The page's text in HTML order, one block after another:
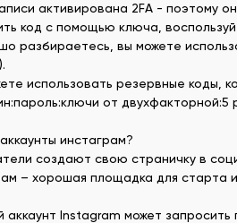
активирована 2FA - поэтому
код с помощью ключа,
разбираетесь, вы можете
использовать резервные коды,
от двухфакторной:5
инстаграм?
создают свою страничку в
– хорошая площадка для старта
Instagram может